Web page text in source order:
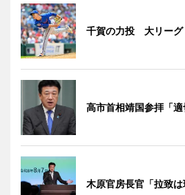
千賀の力投 大リーグ
高市首相靖国参拝「適
木原官房長官「拉致は